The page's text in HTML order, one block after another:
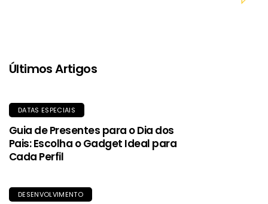
Últimos Artigos
DATAS ESPECIAIS
Guia de Presentes para o Dia dos
Pais: Escolha o Gadget Ideal para
Cada Perfil
DESENVOLVIMENTO